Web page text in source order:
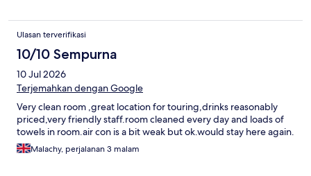
Ulasan terverifikasi
10/10 Sempurna
10 Jul 2026
Terjemahkan dengan Google
Very clean room ,great location for touring,drinks reasonably
priced,very friendly staff.room cleaned every day and loads of
towels in room.air con is a bit weak but ok.would stay here again.
Malachy, perjalanan 3 malam